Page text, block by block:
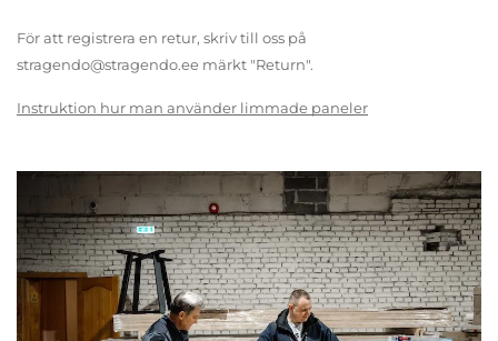
För att registrera en retur, skriv till oss på
stragendo@stragendo.ee märkt "Return".
Instruktion hur man använder limmade paneler